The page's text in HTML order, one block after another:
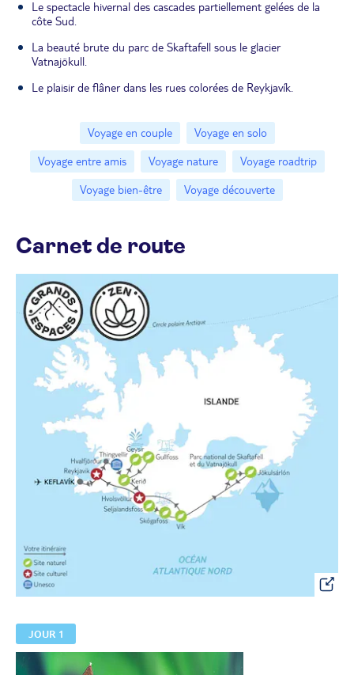
Le spectacle hivernal des cascades partiellement gelées de la
côte Sud.
La beauté brute du parc de Skaftafell sous le glacier
Vatnajökull.
Le plaisir de flâner dans les rues colorées de Reykjavík.
Voyage en couple
Voyage en solo
Voyage entre amis
Voyage nature
Voyage roadtrip
Voyage bien-être
Voyage découverte
Carnet de route
JOUR 1